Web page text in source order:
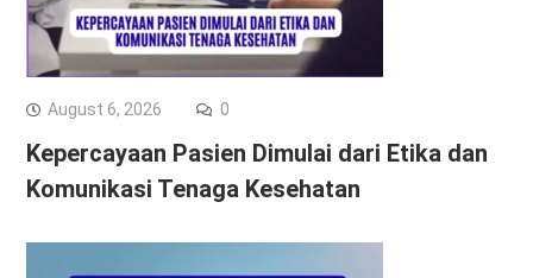
August 6, 2026 0
Kepercayaan Pasien Dimulai dari Etika dan
Komunikasi Tenaga Kesehatan